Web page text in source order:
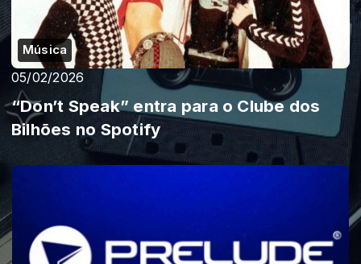
Música
05/02/2026
“Don’t Speak” entra para o Clube dos
Bilhões no Spotify